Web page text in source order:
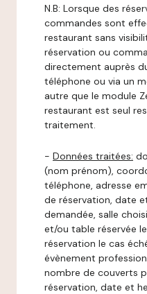
N.B: Lorsque des
commandes sont
restaurant sans
réservation ou
directement auprès
téléphone ou via un
autre que le module
restaurant est seul
traitement.
- Données traitées:
(nom prénom),
téléphone, adresse
de réservation, date
demandée, salle
et/ou table réservée
réservation le cas
évènement
nombre de couverts
réservation, date et